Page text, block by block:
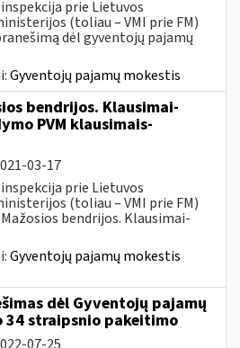
inspekcija prie Lietuvos
(toliau – VMI prie FM)
dėl gyventojų pajamų
Gyventojų pajamų mokestis
bendrijos. Klausimai-
PVM klausimais-
03-17
inspekcija prie Lietuvos
(toliau – VMI prie FM)
bendrijos. Klausimai-
Gyventojų pajamų mokestis
dėl Gyventojų pajamų
34 straipsnio pakeitimo
07-25